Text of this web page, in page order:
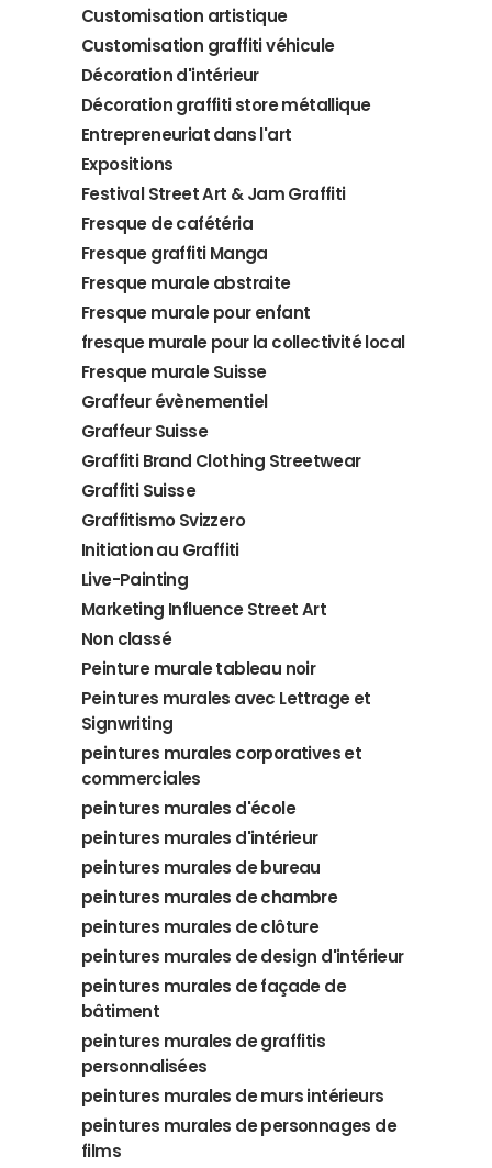
Customisation artistique
Customisation graffiti véhicule
Décoration d'intérieur
Décoration graffiti store métallique
Entrepreneuriat dans l'art
Expositions
Festival Street Art & Jam Graffiti
Fresque de cafétéria
Fresque graffiti Manga
Fresque murale abstraite
Fresque murale pour enfant
fresque murale pour la collectivité local
Fresque murale Suisse
Graffeur évènementiel
Graffeur Suisse
Graffiti Brand Clothing Streetwear
Graffiti Suisse
Graffitismo Svizzero
Initiation au Graffiti
Live-Painting
Marketing Influence Street Art
Non classé
Peinture murale tableau noir
Peintures murales avec Lettrage et
Signwriting
peintures murales corporatives et
commerciales
peintures murales d'école
peintures murales d'intérieur
peintures murales de bureau
peintures murales de chambre
peintures murales de clôture
peintures murales de design d'intérieur
peintures murales de façade de
bâtiment
peintures murales de graffitis
personnalisées
peintures murales de murs intérieurs
peintures murales de personnages de
films